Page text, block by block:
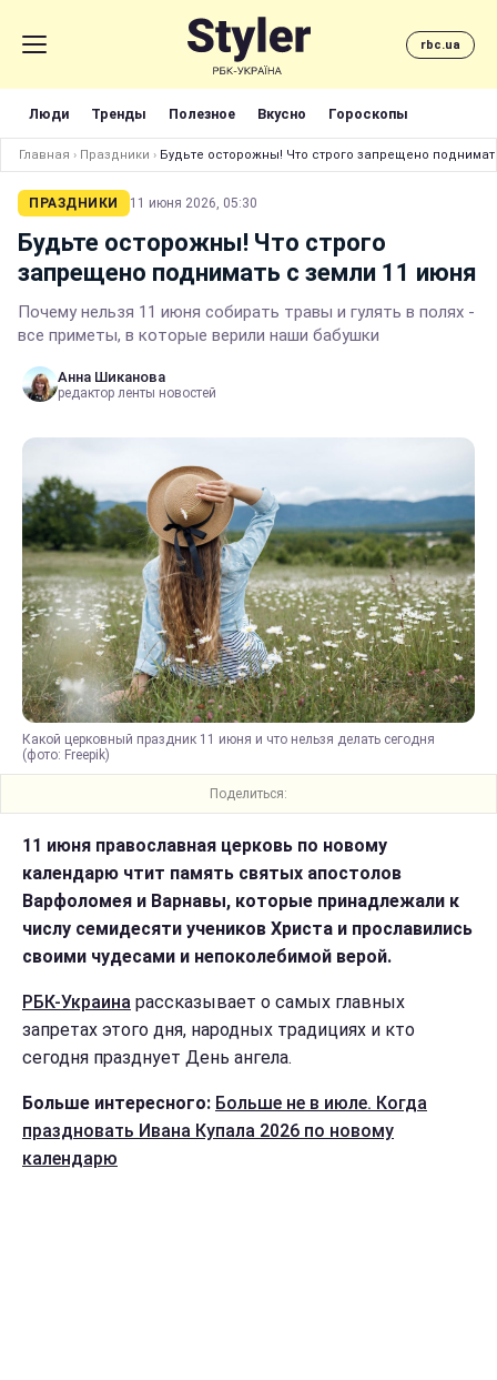
rbc.ua
Люди Тренды Полезное Вкусно Гороскопы
Главная › Праздники › Будьте осторожны! Что строго запрещено
ПРАЗДНИКИ 11 июня 2026, 05:30
Будьте осторожны! Что строго
запрещено поднимать с земли 11 июня
Почему нельзя 11 июня собирать травы и гулять в полях -
все приметы, в которые верили наши бабушки
Анна Шиканова
редактор ленты новостей
Какой церковный праздник 11 июня и что нельзя делать сегодня
(фото: Freepik)
Поделиться:
11 июня православная церковь по новому
календарю чтит память святых апостолов
Варфоломея и Варнавы, которые принадлежали к
числу семидесяти учеников Христа и прославились
своими чудесами и непоколебимой верой.
РБК-Украина рассказывает о самых главных
запретах этого дня, народных традициях и кто
сегодня празднует День ангела.
Больше интересного: Больше не в июле. Когда
праздновать Ивана Купала 2026 по новому
календарю